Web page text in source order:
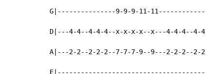
G|---------------9-9-9-11-
D|---4-4--4-4-4--x-x-x-x--x---4-4-4--
A|---2-2--2-2-2--7-7-7-9--9---2-2-2--2-